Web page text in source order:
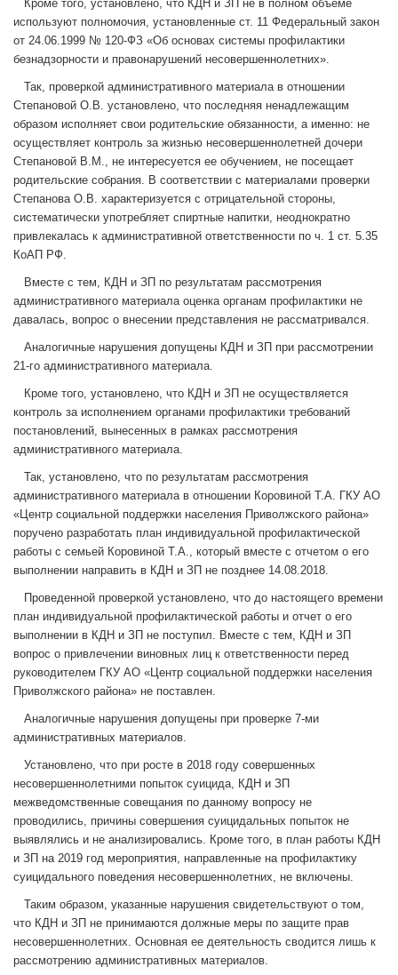
Кроме того, установлено, что КДН и ЗП не в полном объеме
используют полномочия, установленные ст. 11 Федеральный закон
от 24.06.1999 № 120-ФЗ «Об основах системы профилактики
безнадзорности и правонарушений несовершеннолетних».
Так, проверкой административного материала в отношении
Степановой О.В. установлено, что последняя ненадлежащим
образом исполняет свои родительские обязанности, а именно: не
осуществляет контроль за жизнью несовершеннолетней дочери
Степановой В.М., не интересуется ее обучением, не посещает
родительские собрания. В соответствии с материалами проверки
Степанова О.В. характеризуется с отрицательной стороны,
систематически употребляет спиртные напитки, неоднократно
привлекалась к административной ответственности по ч. 1 ст. 5.35
КоАП РФ.
Вместе с тем, КДН и ЗП по результатам рассмотрения
административного материала оценка органам профилактики не
давалась, вопрос о внесении представления не рассматривался.
Аналогичные нарушения допущены КДН и ЗП при рассмотрении
21-го административного материала.
Кроме того, установлено, что КДН и ЗП не осуществляется
контроль за исполнением органами профилактики требований
постановлений, вынесенных в рамках рассмотрения
административного материала.
Так, установлено, что по результатам рассмотрения
административного материала в отношении Коровиной Т.А. ГКУ АО
«Центр социальной поддержки населения Приволжского района»
поручено разработать план индивидуальной профилактической
работы с семьей Коровиной Т.А., который вместе с отчетом о его
выполнении направить в КДН и ЗП не позднее 14.08.2018.
Проведенной проверкой установлено, что до настоящего времени
план индивидуальной профилактической работы и отчет о его
выполнении в КДН и ЗП не поступил. Вместе с тем, КДН и ЗП
вопрос о привлечении виновных лиц к ответственности перед
руководителем ГКУ АО «Центр социальной поддержки населения
Приволжского района» не поставлен.
Аналогичные нарушения допущены при проверке 7-ми
административных материалов.
Установлено, что при росте в 2018 году совершенных
несовершеннолетними попыток суицида, КДН и ЗП
межведомственные совещания по данному вопросу не
проводились, причины совершения суицидальных попыток не
выявлялись и не анализировались. Кроме того, в план работы КДН
и ЗП на 2019 год мероприятия, направленные на профилактику
суицидального поведения несовершеннолетних, не включены.
Таким образом, указанные нарушения свидетельствуют о том,
что КДН и ЗП не принимаются должные меры по защите прав
несовершеннолетних. Основная ее деятельность сводится лишь к
рассмотрению административных материалов.